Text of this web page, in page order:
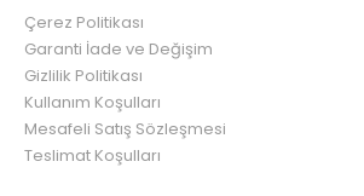
Çerez Politikası
Garanti İade ve Değişim
Gizlilik Politikası
Kullanım Koşulları
Mesafeli Satış Sözleşmesi
Teslimat Koşulları